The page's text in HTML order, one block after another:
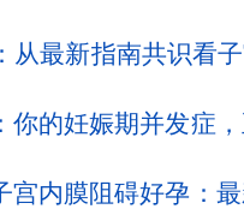
从最新指南共识看
你的妊娠期并发症
宫内膜阻碍好孕：